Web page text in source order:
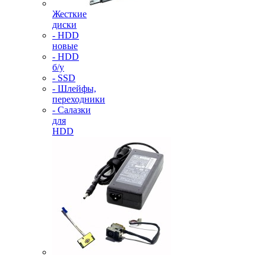
Жесткие
диски
- HDD
новые
- HDD
б/у
- SSD
- Шлейфы,
переходники
- Салазки
для
HDD